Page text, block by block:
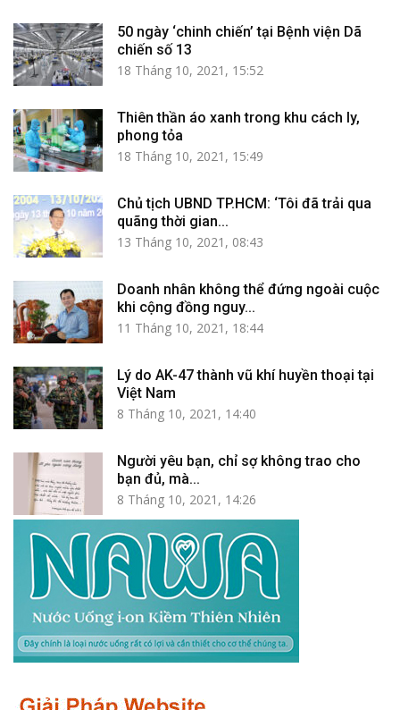
50 ngày ‘chinh chiến’ tại Bệnh viện Dã
chiến số 13
18 Tháng 10, 2021, 15:52
Thiên thần áo xanh trong khu cách ly,
phong tỏa
18 Tháng 10, 2021, 15:49
Chủ tịch UBND TP.HCM: ‘Tôi đã trải qua
quãng thời gian...
13 Tháng 10, 2021, 08:43
Doanh nhân không thể đứng ngoài cuộc
khi cộng đồng nguy...
11 Tháng 10, 2021, 18:44
Lý do AK-47 thành vũ khí huyền thoại tại
Việt Nam
8 Tháng 10, 2021, 14:40
Người yêu bạn, chỉ sợ không trao cho
bạn đủ, mà...
8 Tháng 10, 2021, 14:26